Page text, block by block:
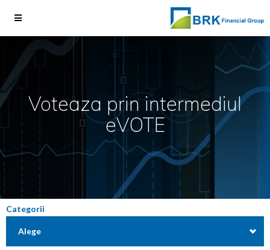
Voteaza prin intermediul
eVOTE
Categorii
Alege